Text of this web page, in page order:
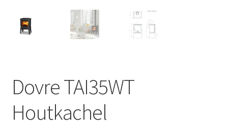
Dovre TAI35WT
Houtkachel